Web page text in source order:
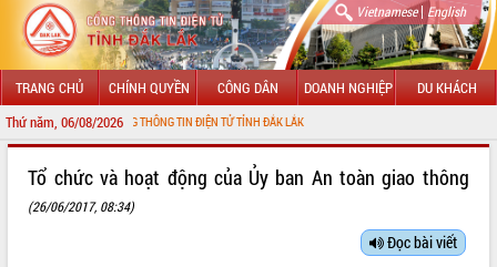
Vietnamese| English
TRANG CHỦ CHÍNH QUYỀN CÔNG DÂN DOANH NGHIỆP DU KHÁCH
Thứ năm, 06/08/2026
VỚI CỔNG THÔNG TIN ĐIỆN TỬ TỈNH ĐẮK LẮK
LÃNH ĐẠO UBND TỈNH
Tổ chức và hoạt động của Ủy ban An toàn giao thông
(26/06/2017, 08:34)
Đọc bài viết